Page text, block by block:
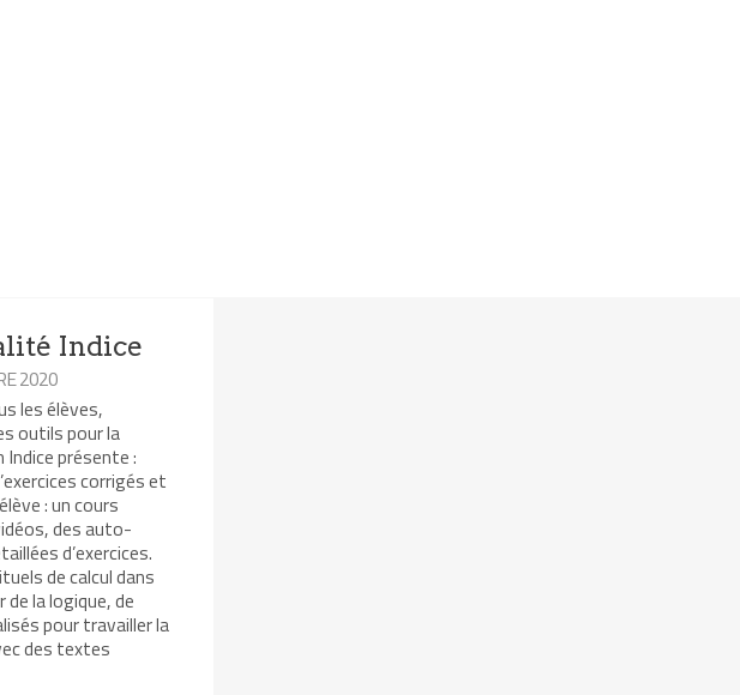
Indice
2020
les élèves,
outils pour la
présente :
corrigés et
: un cours
des auto-
d’exercices.
de calcul dans
la logique, de
pour travailler la
des textes